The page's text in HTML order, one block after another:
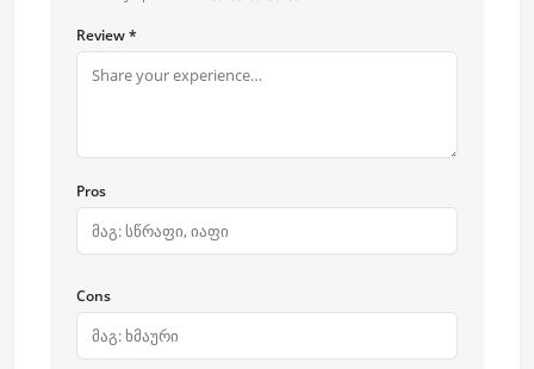
Review *
Pros
Cons